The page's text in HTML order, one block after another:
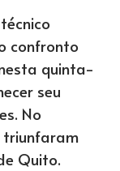
confronto
quinta-
seu
No
triunfaram
Quito.